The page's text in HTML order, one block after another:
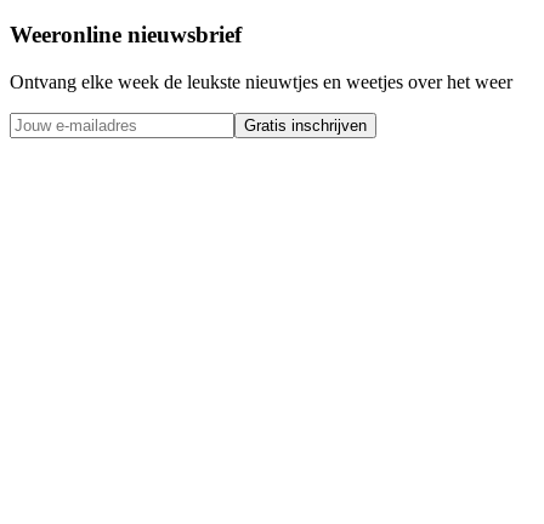
Weeronline nieuwsbrief
Ontvang elke week de leukste nieuwtjes en weetjes over het weer
Gratis inschrijven